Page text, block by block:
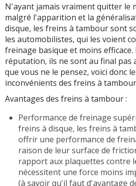
N'ayant jamais vraiment quitter le
malgré l'apparition et la
disque, les freins à tambour sont
les automobilistes, qui les voient
freinage basique et moins
réputation, ils ne sont au final pas
que vous ne le pensez, voici donc
inconvénients des freins à
Avantages des freins à tambour :
Performance de freinage
freins à disque, les freins à
offrir une performance de
raison de leur surface de
rapport aux plaquettes contre
nécessitent une force moins
(à savoir qu'il faut d'avantage